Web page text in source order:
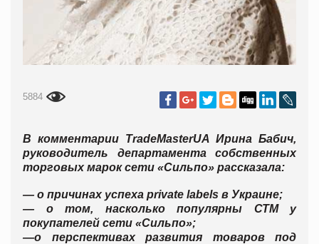
5884
В комментарии TradeMasterUA Ирина Бабич,
руководитель департамента собственных
торговых мароксети «Сильпо» рассказала:
— о причинах успеха private labels в Украине;
— о том, насколько популярны СТМ у
покупателей сети «Сильпо»;
—о перспективах развития товаров под